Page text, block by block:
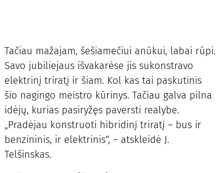
Tačiau mažajam, šešiamečiui anūkui, labai rūpi.
Savo jubiliejaus išvakarėse jis sukonstravo
elektrinį triratį ir šiam. Kol kas tai paskutinis
šio nagingo meistro kūrinys. Tačiau galva pilna
idėjų, kurias pasiryžęs paversti realybe.
„Pradėjau konstruoti hibridinį triratį – bus ir
benzininis, ir elektrinis“, – atskleidė J.
Telšinskas.